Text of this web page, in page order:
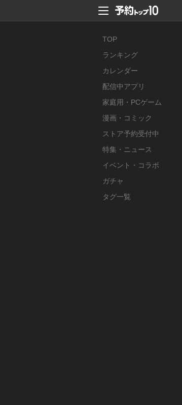
TOP
ランキング
カレンダー
配信中アプリ
家庭用・PCゲーム
漫画・コミック
ストア予約受付中
特集・ニュース
イベント・コラボ
ガチャ
タグ一覧